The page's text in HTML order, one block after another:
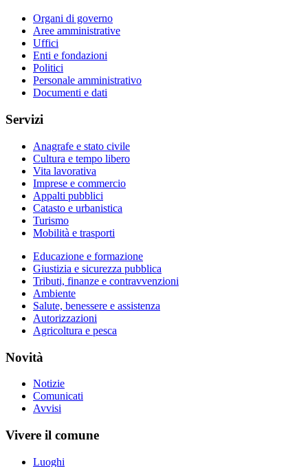
Organi di governo
Aree amministrative
Uffici
Enti e fondazioni
Politici
Personale amministrativo
Documenti e dati
Servizi
Anagrafe e stato civile
Cultura e tempo libero
Vita lavorativa
Imprese e commercio
Appalti pubblici
Catasto e urbanistica
Turismo
Mobilità e trasporti
Educazione e formazione
Giustizia e sicurezza pubblica
Tributi, finanze e contravvenzioni
Ambiente
Salute, benessere e assistenza
Autorizzazioni
Agricoltura e pesca
Novità
Notizie
Comunicati
Avvisi
Vivere il comune
Luoghi